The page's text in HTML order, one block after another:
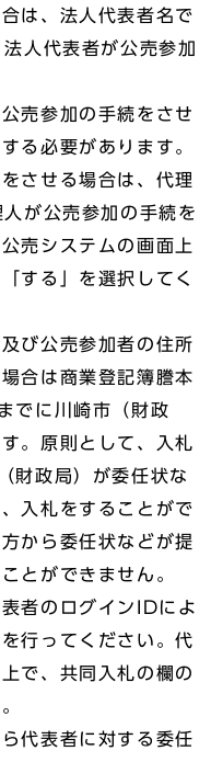
は、法人代表者名で
人代表者が公売参加
売参加の手続をさせ
る必要があります。
させる場合は、代理
が公売参加の手続を
売システムの画面上
する」を選択してく
び公売参加者の住所
合は商業登記簿謄本
でに川崎市（財政
。原則として、入札
財政局）が委任状な
入札をすることがで
から委任状などが提
とができません。
者のログインIDによ
行ってください。代
で、共同入札の欄の
代表者に対する委任